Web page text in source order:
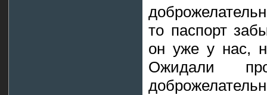
то паспорт
он уже у нас,
Ожидали